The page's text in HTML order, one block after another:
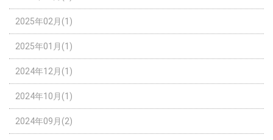
2025年02月(1)
2025年01月(1)
2024年12月(1)
2024年10月(1)
2024年09月(2)